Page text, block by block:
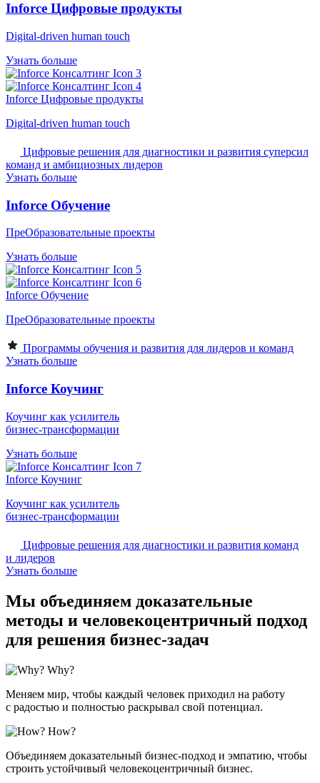
Inforce Цифровые продукты
Digital-driven human touch
Узнать больше
Inforce Цифровые продукты
Digital-driven human touch
Цифровые решения для диагностики и развития суперсил
команд и амбициозных лидеров
Узнать больше
Inforce Обучение
ПреОбразовательные проекты
Узнать больше
Inforce Обучение
ПреОбразовательные проекты
Программы обучения и развития для лидеров и команд
Узнать больше
Inforce Коучинг
Коучинг как усилитель
бизнес-трансформации
Узнать больше
Inforce Коучинг
Коучинг как усилитель
бизнес-трансформации
Цифровые решения для диагностики и развития команд
и лидеров
Узнать больше
Мы объединяем доказательные
методы и человекоцентричный подход
для решения бизнес-задач
Why?
Меняем мир, чтобы каждый человек приходил на работу
с радостью и полностью раскрывал свой потенциал.
How?
Объединяем доказательный бизнес-подход и эмпатию, чтобы
строить устойчивый человекоцентричный бизнес.